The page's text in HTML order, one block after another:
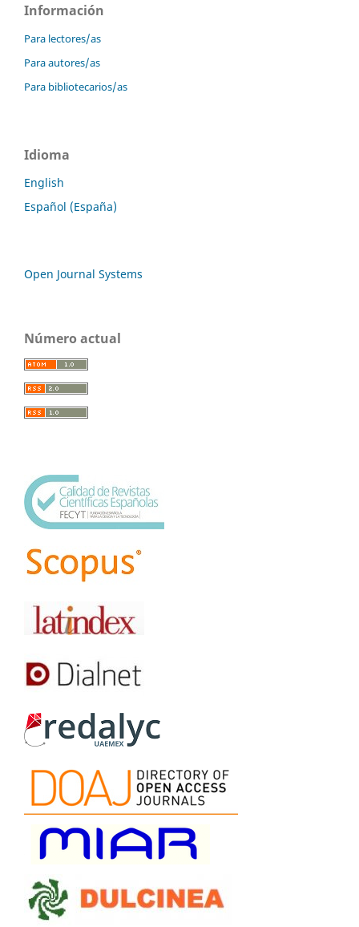
Información
Para lectores/as
Para autores/as
Para bibliotecarios/as
Idioma
English
Español (España)
Open Journal Systems
Número actual